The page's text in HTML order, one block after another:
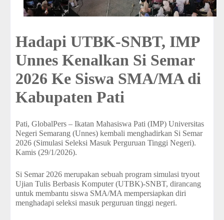
Hadapi UTBK-SNBT, IMP
Unnes Kenalkan Si Semar
2026 Ke Siswa SMA/MA di
Kabupaten Pati
Pati, GlobalPers – Ikatan Mahasiswa Pati (IMP) Universitas
Negeri Semarang (Unnes) kembali menghadirkan Si Semar
2026 (Simulasi Seleksi Masuk Perguruan Tinggi Negeri).
Kamis (29/1/2026).
Si Semar 2026 merupakan sebuah program simulasi tryout
Ujian Tulis Berbasis Komputer (UTBK)-SNBT, dirancang
untuk membantu siswa SMA/MA mempersiapkan diri
menghadapi seleksi masuk perguruan tinggi negeri.